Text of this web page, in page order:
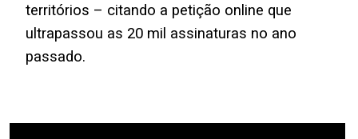
territórios – citando a petição online que
ultrapassou as 20 mil assinaturas no ano
passado.